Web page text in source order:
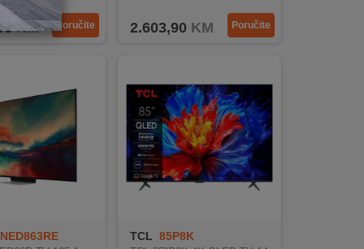
KM Poručite 2.603,90 KM Poručite
TCL 85P8K